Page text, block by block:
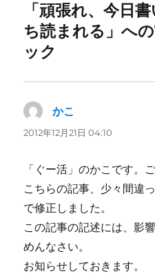
「頑張れ、今日
ち読まれる」へ
ック
かこ
り:
2012年12月21日 04:10
「ぐー活」のかこです。
こちらの記事、少々間違
で修正しました。
この記事の記述には、影
めんなさい。
お知らせしておきます。